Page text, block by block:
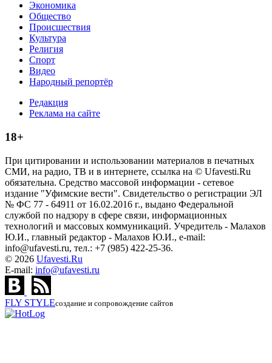
Экономика
Общество
Происшествия
Культура
Религия
Спорт
Видео
Народный репортёр
Редакция
Реклама на сайте
18+
При цитировании и использовании материалов в печатных
СМИ, на радио, ТВ и в интернете, ссылка на © Ufavesti.Ru
обязательна. Средство массовой информации - сетевое
издание "Уфимские вести". Свидетельство о регистрации ЭЛ
№ ФС 77 - 64911 от 16.02.2016 г., выдано Федеральной
службой по надзору в сфере связи, информационных
технологий и массовых коммуникаций. Учредитель - Малахов
Ю.И., главный редактор - Малахов Ю.И., e-mail:
info@ufavesti.ru, тел.: +7 (985) 422-25-36.
© 2026 Ufavesti.Ru
E-mail: info@ufavesti.ru
FLY STYLEсоздание и сопровождение сайтов